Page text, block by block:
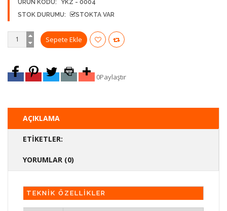
ÜRÜN KODU:
YKZ - 0004
STOK DURUMU:
STOKTA VAR
0Paylaştır
AÇIKLAMA
ETIKETLER:
YORUMLAR (0)
TEKNİK ÖZELLİKLER